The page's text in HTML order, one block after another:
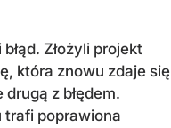
Złożyli projekt
która znowu zdaje się
drugą z błędem.
trafi poprawiona